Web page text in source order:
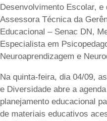
Desenvolvimento Escolar, e
Assessora Técnica da
Educacional – Senac DN,
Especialista em
Neuroaprendizagem e
Na quinta-feira, dia 04/09,
e Diversidade abre a
planejamento educacional
de materiais educativos